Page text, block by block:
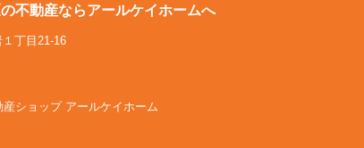
不動産ならアールケイホームへ
丁目21-16
ショップ アールケイホーム